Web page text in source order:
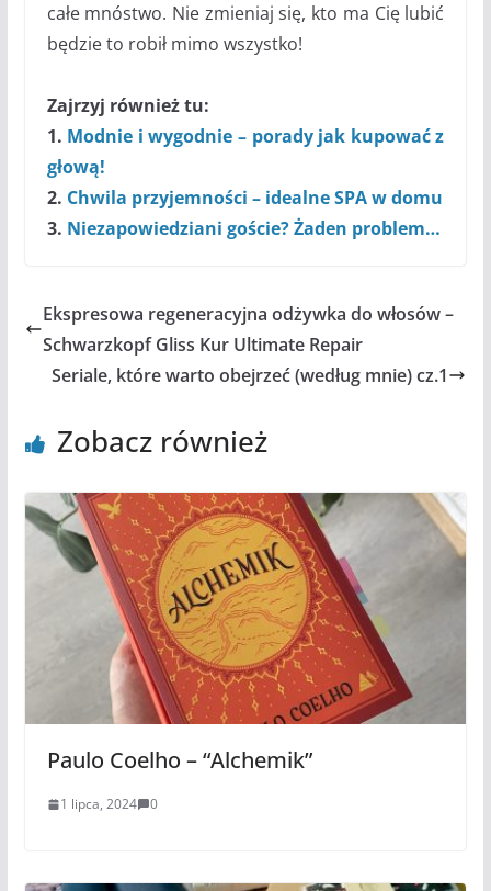
całe mnóstwo. Nie zmieniaj się, kto ma Cię lubić
będzie to robił mimo wszystko!
Zajrzyj również tu:
1. Modnie i wygodnie – porady jak kupować z
głową!
2. Chwila przyjemności – idealne SPA w domu
3. Niezapowiedziani goście? Żaden problem…
Ekspresowa regeneracyjna odżywka do włosów –
Schwarzkopf Gliss Kur Ultimate Repair
Seriale, które warto obejrzeć (według mnie) cz.1
Zobacz również
Paulo Coelho – “Alchemik”
1 lipca, 2024 0